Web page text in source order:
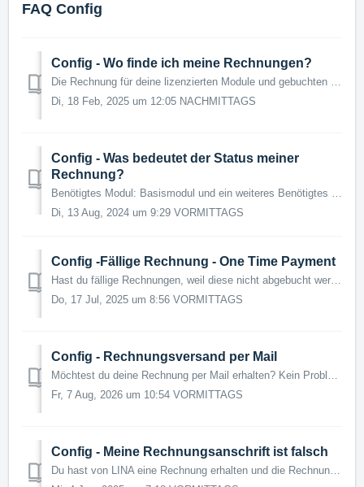
FAQ Config
Config - Wo finde ich meine Rechnungen?
Die Rechnung für deine lizenzierten Module und gebuchten Schulungen kannst du dir in LINA ganz einfach downloaden. Wo du deine Rechnungen findest, wird...
Di, 18 Feb, 2025 um 12:05 NACHMITTAGS
Config - Was bedeutet der Status meiner
Rechnung?
Benötigtes Modul: Basismodul und ein weiteres Benötigtes Recht: Geschäftsführer 1 oder 2 oder: GF-Ansicht und "Mein Laden" Rechnungsst...
Di, 13 Aug, 2024 um 9:29 VORMITTAGS
Config -Fällige Rechnung - One Time Payment
Hast du fällige Rechnungen, weil diese nicht abgebucht werden konnten? Nachfolgend wird dir erklärt, wie du diese im System begleichst. Wichtig ist ebenfall...
Do, 17 Jul, 2025 um 8:56 VORMITTAGS
Config - Rechnungsversand per Mail
Möchtest du deine Rechnung per Mail erhalten? Kein Problem. Die Schritte werden nachfolgend erklärt. Benötigtes Modul: LINA Basic und ein kostenpflicht...
Fr, 7 Aug, 2026 um 10:54 VORMITTAGS
Config - Meine Rechnungsanschrift ist falsch
Du hast von LINA eine Rechnung erhalten und die Rechnungsanschrift passt nicht? Hier steht die Anschrift von deinem Laden drin, die beiden Anschriften sind...